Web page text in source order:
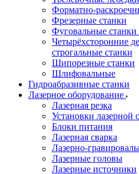
Форматно-
Фрезерные станки
Фуговальные станки
Четырёхсторонние
строгальные станки
Шипорезные станки
Шлифовальные
Гидроабразивные станки
Лазерное оборудование
Лазерная резка
Установки лазерной
Блоки питания
Лазерная сварка
Лазерно-
Лазерные головы
Лазерные источники